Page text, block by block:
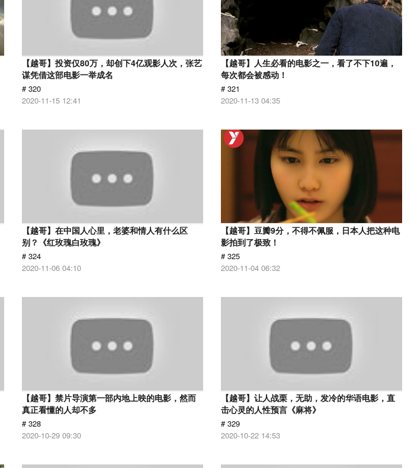
【越哥】投资仅80万，却创下4亿观影人次，张艺
谋凭借这部电影一举成名
# 320
2020-11-15 12:41
【越哥】人生必看的电影之一，看了不下10遍，
每次都会被感动！
# 321
2020-11-13 04:35
【越哥】在中国人心里，老婆和情人有什么区
别？《红玫瑰白玫瑰》
# 324
2020-11-06 04:10
【越哥】豆瓣9分，不得不佩服，日本人把这种电
影拍到了极致！
# 325
2020-11-04 06:32
【越哥】禁片导演第一部内地上映的电影，然而
真正看懂的人却不多
# 328
2020-10-29 09:30
【越哥】让人战栗，无助，发冷的华语电影，直
击心灵的人性预言《麻将》
# 329
2020-10-22 14:53